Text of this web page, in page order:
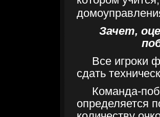
Зачет,
Все игроки
сдать
Команда-
определяется